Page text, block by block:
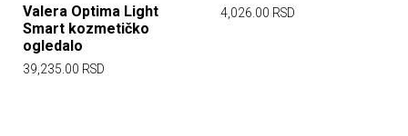
Valera Optima Light
Smart kozmetičko
ogledalo
39,235.00 RSD
4,026.00 RSD